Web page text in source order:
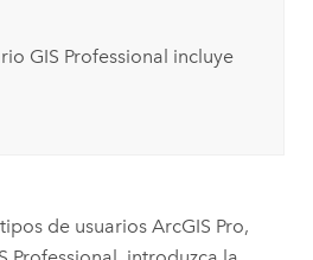
GIS Professional incluye
de usuarios ArcGIS Pro,